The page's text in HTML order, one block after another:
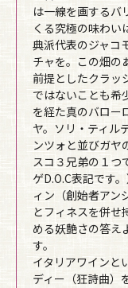
は一線を画するバ
くる究極の味わい
典派代表のジャコ
チャを。この畑の
前提としたクラッ
ではないことも希
を経た真のバロー
ヤ。ソリ・ティル
ンツォと並びガヤ
スコ３兄弟の１つ
ゲD.O.C表記です
ィン（創始者アン
とフィネスを併せ
める妖艶さの答え
す。
イタリアワインと
ディー（狂詩曲）